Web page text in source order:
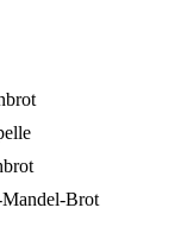
Mandel-Brot